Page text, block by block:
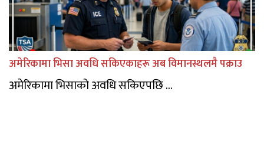
अमेरिकामा भिसा अवधि सकिएकाहरू अब विमानस्थलमै पक्राउ
अमेरिकामा भिसाको अवधि सकिएपछि ...